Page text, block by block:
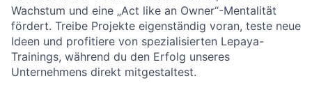
Wachstum und eine „Act like an Owner“-Mentalität
fördert. Treibe Projekte eigenständig voran, teste neue
Ideen und profitiere von spezialisierten Lepaya-
Trainings, während du den Erfolg unseres
Unternehmens direkt mitgestaltest.